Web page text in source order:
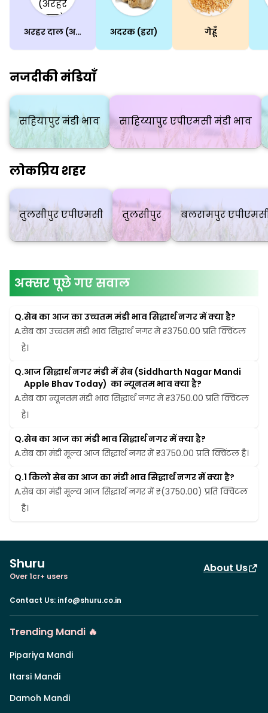
अरहर दाल (अरहर दाल) अदरक (हरा) गेहूँ
नजदीकी मंडियाँ
सहियापुर मंडी भाव साहिय्यापुर एपीएमसी मंडी भाव
लोकप्रिय शहर
तुलसीपुर एपीएमसी तुलसीपुर बलरामपुर
अक्सर पूछे गए सवाल
Q.सेब का आज का उच्चतम मंडी भाव सिद्धार्थ नगर में क्या है?
A.सेब का उच्चतम मंडी भाव सिद्धार्थ नगर में ₹3750.00 प्रति क्विंटल
है।
Q.आज सिद्धार्थ नगर मंडी में सेब (Siddharth Nagar Mandi
Apple Bhav Today)  का न्यूनतम भाव क्या है?
A.सेब का न्यूनतम मंडी भाव सिद्धार्थ नगर में ₹3750.00 प्रति क्विंटल
है।
Q.सेब का आज का मंडी भाव सिद्धार्थ नगर में क्या है?
A.सेब का मंडी मूल्य आज सिद्धार्थ नगर में ₹3750.00 प्रति क्विंटल है।
Q.1 किलो सेब का आज का मंडी भाव सिद्धार्थ नगर में क्या है?
A.सेब का मंडी मूल्य आज सिद्धार्थ नगर में ₹(3750.00) प्रति क्विंटल
है।
Shuru
Over 1cr+ users
About Us
Contact Us: info@shuru.co.in
Trending Mandi 🔥
Pipariya Mandi
Itarsi Mandi
Damoh Mandi